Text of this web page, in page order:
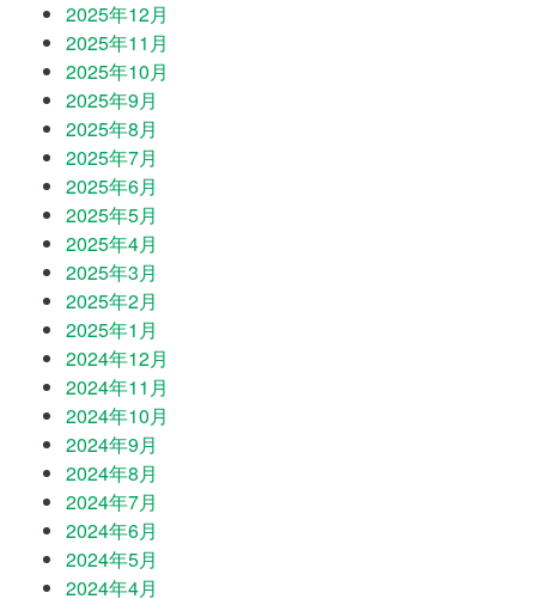
2025年12月
2025年11月
2025年10月
2025年9月
2025年8月
2025年7月
2025年6月
2025年5月
2025年4月
2025年3月
2025年2月
2025年1月
2024年12月
2024年11月
2024年10月
2024年9月
2024年8月
2024年7月
2024年6月
2024年5月
2024年4月